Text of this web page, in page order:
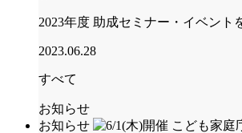
2023年度 助成セミナー・イベント
2023.06.28
すべて
お知らせ
お知らせ